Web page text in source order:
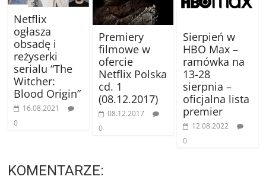
Netflix
ogłasza
obsadę i
reżyserki
serialu “The
Witcher:
Blood Origin”
16.08.2021
0
Premiery
filmowe w
ofercie
Netflix Polska
cd. 1
(08.12.2017)
08.12.2017
0
Sierpień w
HBO Max –
ramówka na
13-28
sierpnia –
oficjalna lista
premier
12.08.2022
0
KOMENTARZE: